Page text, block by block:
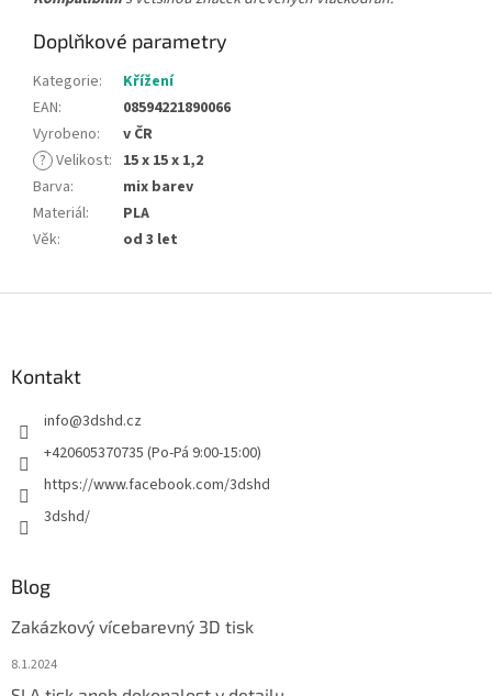
Doplňkové parametry
Kategorie:
Křížení
EAN:
08594221890066
Vyrobeno:
v ČR
? Velikost: 15 x 15 x 1,2
Barva:
mix barev
Materiál:
PLA
Věk: od 3 let
Kontakt
info@3dshd.cz
+420605370735 (Po-Pá 9:00-15:00)
https://www.facebook.com/3dshd
3dshd/
Blog
Zakázkový vícebarevný 3D tisk
8.1.2024